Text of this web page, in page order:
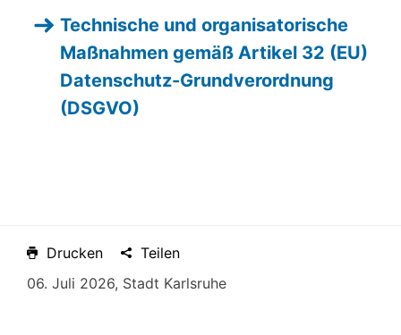
Technische und organisatorische
Maßnahmen gemäß Artikel 32 (EU)
Datenschutz-Grundverordnung
(DSGVO)
Drucken
Teilen
06. Juli 2026, Stadt Karlsruhe